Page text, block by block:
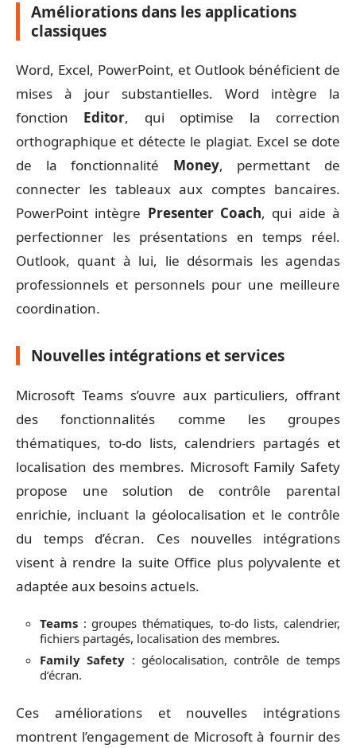
Améliorations dans les applications
classiques
Word, Excel, PowerPoint, et Outlook bénéficient de
mises à jour substantielles. Word intègre la
fonction Editor, qui optimise la correction
orthographique et détecte le plagiat. Excel se dote
de la fonctionnalité Money, permettant de
connecter les tableaux aux comptes bancaires.
PowerPoint intègre Presenter Coach, qui aide à
perfectionner les présentations en temps réel.
Outlook, quant à lui, lie désormais les agendas
professionnels et personnels pour une meilleure
coordination.
Nouvelles intégrations et services
Microsoft Teams s’ouvre aux particuliers, offrant
des fonctionnalités comme les groupes
thématiques, to-do lists, calendriers partagés et
localisation des membres. Microsoft Family Safety
propose une solution de contrôle parental
enrichie, incluant la géolocalisation et le contrôle
du temps d’écran. Ces nouvelles intégrations
visent à rendre la suite Office plus polyvalente et
adaptée aux besoins actuels.
Teams : groupes thématiques, to-do lists, calendrier,
fichiers partagés, localisation des membres.
Family Safety : géolocalisation, contrôle de temps
d’écran.
Ces améliorations et nouvelles intégrations
montrent l’engagement de Microsoft à fournir des